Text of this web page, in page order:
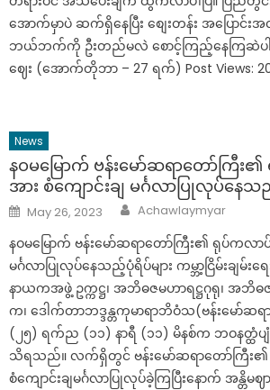
အောက်မှာပဲ ဆက်ရှိနေပြီး စျေးတန်း အပြော
ဘယ်ဘက်ကို ဦးတည်မလဲ စောင့်ကြည့်နေကြဆဲပါ
ဈေး (အောက်တိုဘာ – 27 ရက်) Post Views:
News
နဝမမြောက် ဗန်းမော်ဆရာတော်ကြီ
အား စံကျောင်းချ မင်္ဂလာပြုလုပ်နေသ
Posted
on
May 26, 2023 Author
Achawlaymyar
နဝမမြောက် ဗန်းမော်ဆရာတော်ကြီး၏ ရုပ်ကလာပ်
မင်္ဂလာပြုလုပ်နေသည့်ပုံရိပ်များ ကမ္ဘာ့ငြိမ်းချမ်
နာယကအဖွဲ့ ဥက္ကဋ္ဌ၊ အဘိဓဇမဟာရဋ္ဌဂုရု၊ အဘိဓဇ
က၊ ဒေါက်တာဘဒ္ဒန္တကုမာရာဘိဝံသ(ဗန်းမော်ဆ
(၂၅) ရက်ည (၁၁) နာရီ (၁၁) မိနစ်က ဘဝနတ္ထံပ
သိရသည်။ လက်ရှိတွင် ဗန်းမော်ဆရာတော်ကြီး၏
စံကျောင်းချမင်္ဂလာပြုလုပ်ခဲ့ကြပြီးနောက် အန္တိမ